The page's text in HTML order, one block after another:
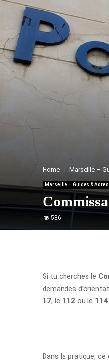
Home Marseille –
Marseille – Guides &
586
Si tu cherches le
demandes
17, le 112 ou le 114
Dans la pratique,